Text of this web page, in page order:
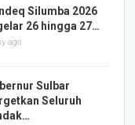
Silumba 2026
26 hingga 27…
ago
Sulbar
Seluruh